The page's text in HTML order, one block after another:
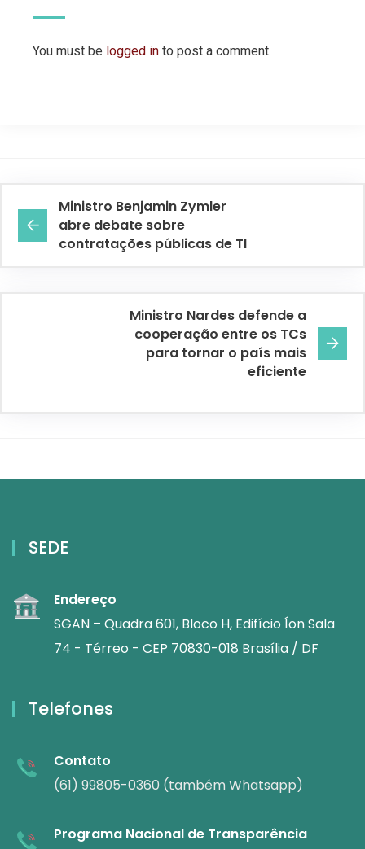
You must be logged in to post a comment.
Ministro Benjamin Zymler
abre debate sobre
contratações públicas de TI
Ministro Nardes defende a
cooperação entre os TCs
para tornar o país mais
eficiente
SEDE
Endereço
SGAN – Quadra 601, Bloco H, Edifício Íon Sala
74 - Térreo - CEP 70830-018 Brasília / DF
Telefones
Contato
(61) 99805-0360 (também Whatsapp)
Programa Nacional de Transparência